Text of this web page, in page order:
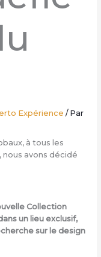
Expérience / Par
à tous les
nous avons décidé
Collection
un lieu exclusif,
sur le design